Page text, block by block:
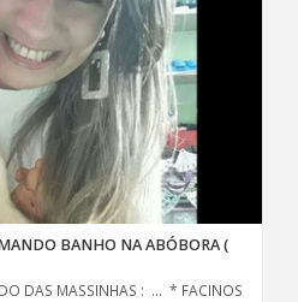
BANHO NA ABÓBORA (
DAS MASSINHAS : ... * FACINOS